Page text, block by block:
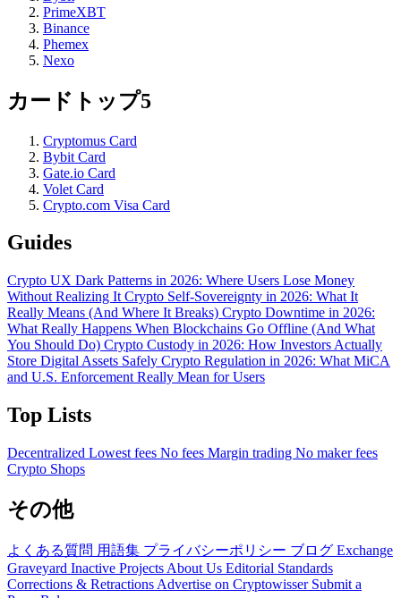
PrimeXBT
Binance
Phemex
Nexo
カードトップ5
Cryptomus Card
Bybit Card
Gate.io Card
Volet Card
Crypto.com Visa Card
Guides
Crypto UX Dark Patterns in 2026: Where Users Lose Money
Without Realizing It Crypto Self-Sovereignty in 2026: What It
Really Means (And Where It Breaks) Crypto Downtime in 2026:
What Really Happens When Blockchains Go Offline (And What
You Should Do) Crypto Custody in 2026: How Investors Actually
Store Digital Assets Safely Crypto Regulation in 2026: What MiCA
and U.S. Enforcement Really Mean for Users
Top Lists
Decentralized Lowest fees No fees Margin trading No maker fees
Crypto Shops
その他
よくある質問 用語集 プライバシーポリシー ブログ Exchange
Graveyard Inactive Projects About Us Editorial Standards
Corrections & Retractions Advertise on Cryptowisser Submit a